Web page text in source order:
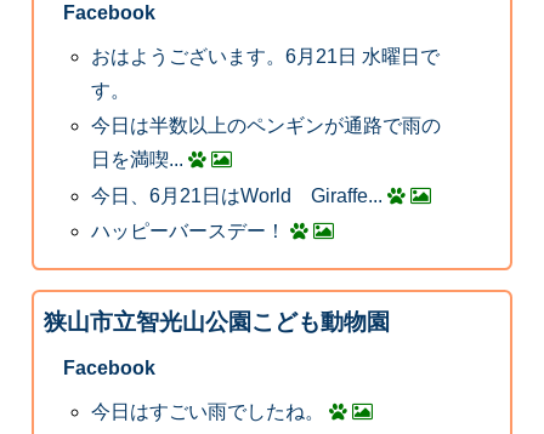
Facebook
おはようございます。6月21日 水曜日で
す。
今日は半数以上のペンギンが通路で雨の
日を満喫...
今日、6月21日はWorld Giraffe...
ハッピーバースデー！
狭山市立智光山公園こども動物園
Facebook
今日はすごい雨でしたね。